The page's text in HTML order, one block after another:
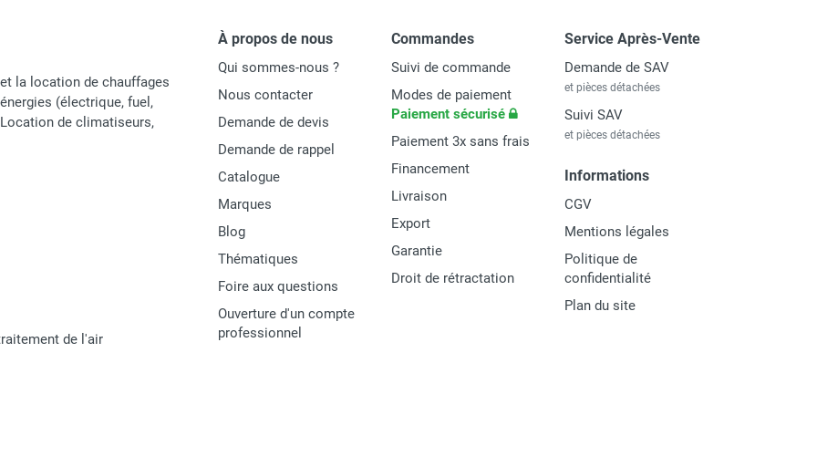
la location de chauffages
(électrique, fuel,
de climatiseurs,
de l'air
À propos de nous
Qui sommes-nous ?
Nous contacter
Demande de devis
Demande de rappel
Catalogue
Marques
Blog
Thématiques
Foire aux questions
Ouverture d'un compte
professionnel
Commandes
Suivi de commande
Modes de paiement
Paiement sécurisé
Paiement 3x sans frais
Financement
Livraison
Export
Garantie
Droit de rétractation
Service Après-Vente
Demande de SAV
et pièces détachées
Suivi SAV
et pièces détachées
Informations
CGV
Mentions légales
Politique de
confidentialité
Plan du site